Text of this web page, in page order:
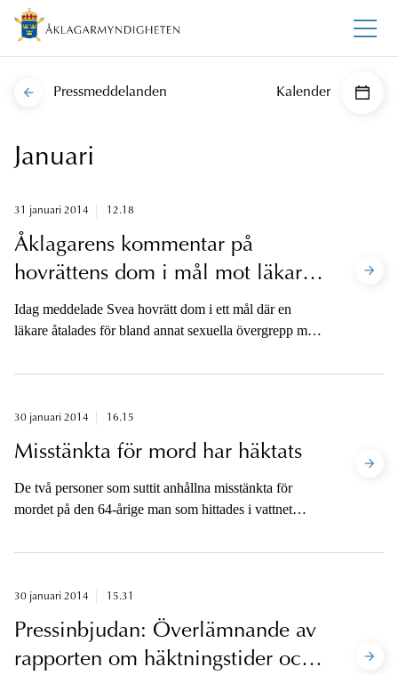
Pressmeddelanden Kalender
Januari
31 januari 2014 12.18
Åklagarens kommentar på
hovrättens dom i mål mot läkare
på vårdcentral
Idag meddelade Svea hovrätt dom i ett mål där en
läkare åtalades för bland annat sexuella övergrepp mot
storstockholmsområdet.
30 januari 2014 16.15
Misstänkta för mord har häktats
De två personer som suttit anhållna misstänkta för
mordet på den 64-årige man som hittades i vattnet
Uddevalla tingsrätt, på sannolika skäl misstänkta för
30 januari 2014 15.31
Pressinbjudan: Överlämnande av
rapporten om häktningstider och